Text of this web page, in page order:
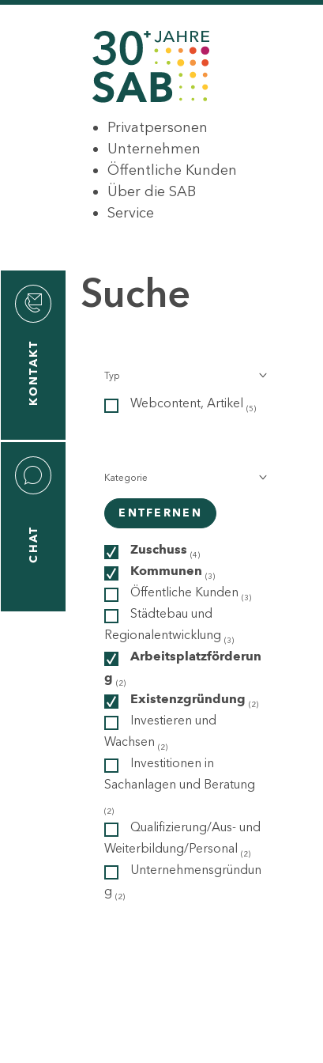
Privatpersonen
Unternehmen
Öffentliche Kunden
Über die SAB
Service
KONTAKT
CHAT
Suche
Typ
Webcontent, Artikel (5)
Kategorie
ENTFERNEN
Zuschuss (4)
Kommunen (3)
Öffentliche Kunden (3)
Städtebau und
Regionalentwicklung (3)
Arbeitsplatzförderun
g (2)
Existenzgründung (2)
Investieren und
Wachsen (2)
Investitionen in
Sachanlagen und Beratung
(2)
Qualifizierung/Aus- und
Weiterbildung/Personal (2)
Unternehmensgründun
g (2)